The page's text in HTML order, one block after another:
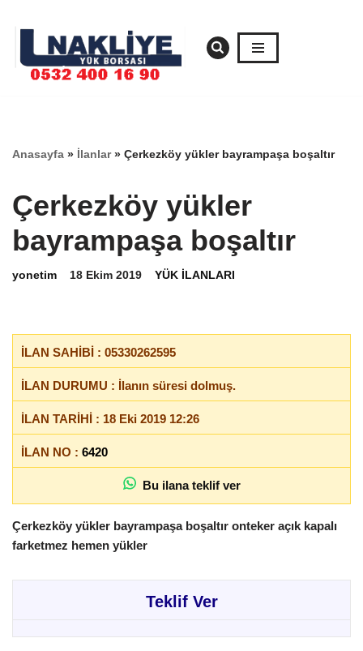
geç
Anasayfa » İlanlar» Çerkezköy yükler bayrampaşa boşaltır
Çerkezköy yükler
bayrampaşa boşaltır
yonetim 18 Ekim 2019 YÜK İLANLARI
İLAN SAHİBİ : 05330262595
İLAN DURUMU : İlanın süresi dolmuş.
İLAN TARİHİ : 18 Eki 2019 12:26
İLAN NO : 6420
Bu ilana teklif ver
Çerkezköy yükler bayrampaşa boşaltır onteker açık kapalı
farketmez hemen yükler
Teklif Ver